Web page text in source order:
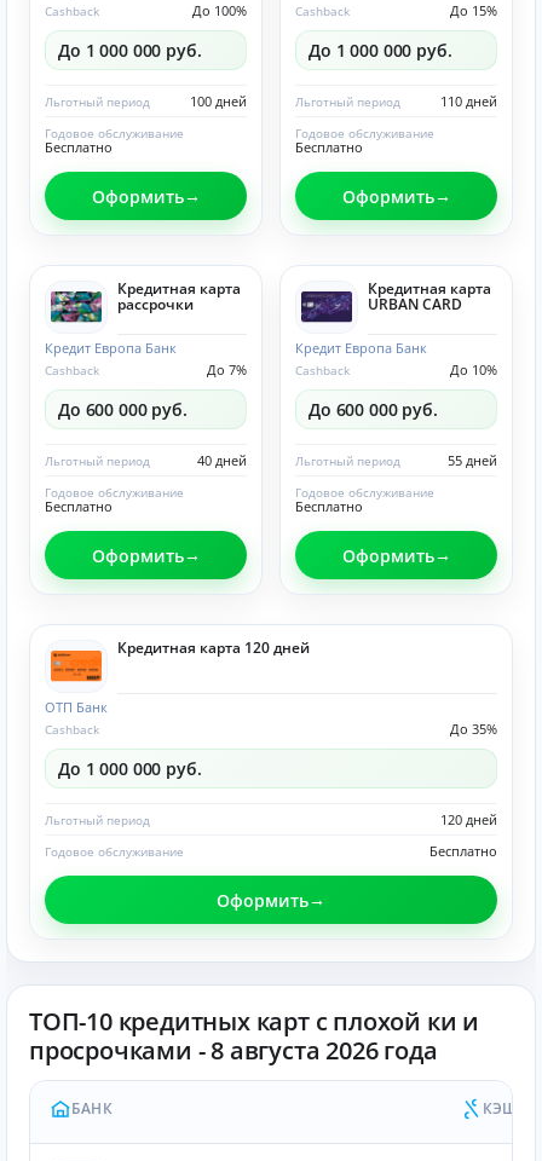
До 100%
Cashback
До 1 000 000 руб.
100 дней
Льготный период
Бесплатно
Годовое обслуживание
Оформить
До 15%
Cashback
До 1 000 000 руб.
110 дней
Льготный период
Бесплатно
Годовое обслуживание
Оформить
Кредитная карта
рассрочки
Кредит Европа Банк
До 7%
Cashback
До 600 000 руб.
40 дней
Льготный период
Бесплатно
Годовое обслуживание
Оформить
Кредитная карта
URBAN CARD
Кредит Европа Банк
До 10%
Cashback
До 600 000 руб.
55 дней
Льготный период
Бесплатно
Годовое обслуживание
Оформить
Кредитная карта 120 дней
ОТП Банк
До 35%
Cashback
До 1 000 000 руб.
120 дней
Льготный период
Бесплатно
Годовое обслуживание
Оформить
ТОП-10 кредитных карт с плохой ки и
просрочками - 8 августа 2026 года
БАНК